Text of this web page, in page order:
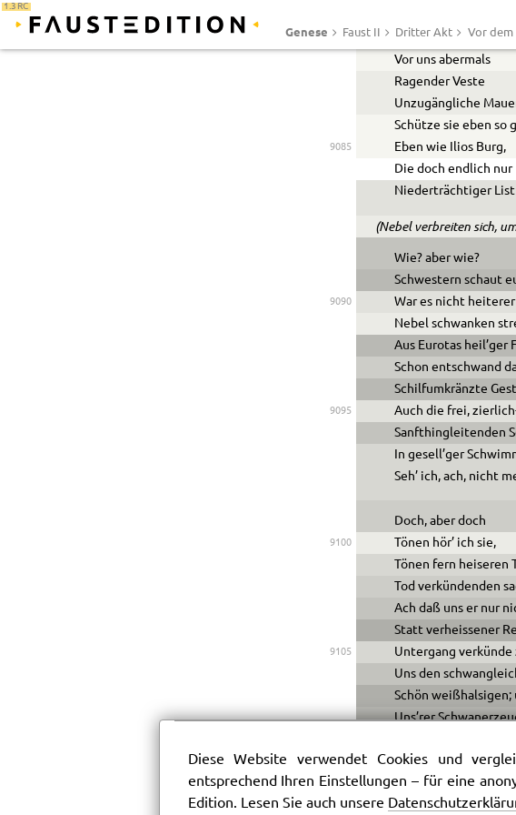
1.3 RC
Genese Faust II Dritter Akt Vor dem
9080 Hinter uns Tod,
Vor uns abermals
Ragender Veste
Unzugängliche
Schütze sie eben so
9085
Eben wie Ilios Burg,
Die doch endlich nur
Niederträchtiger List
(Nebel verbreiten sich,
Wie? aber wie?
Schwestern schaut
9090
War es nicht heiterer
Nebel schwanken
Aus Eurotas heil’ger
Schon entschwand
Schilfumkränzte
9095
Auch die frei,
Sanfthingleitenden
In gesell’ger
Seh’ ich, ach, nicht
Doch, aber doch
9100
Tönen hör’ ich sie,
Tönen fern heiseren
Tod verkündenden
Ach daß uns er nur
Statt verheissener
9105 Untergang
Uns den
Schön weißhalsigen;
Uns’rer
9110
Alles deckte sich
Rings mit Nebel
Diese Website verwendet Cookies und
entsprechend Ihren Einstellungen – für eine
Edition. Lesen Sie auch unsere